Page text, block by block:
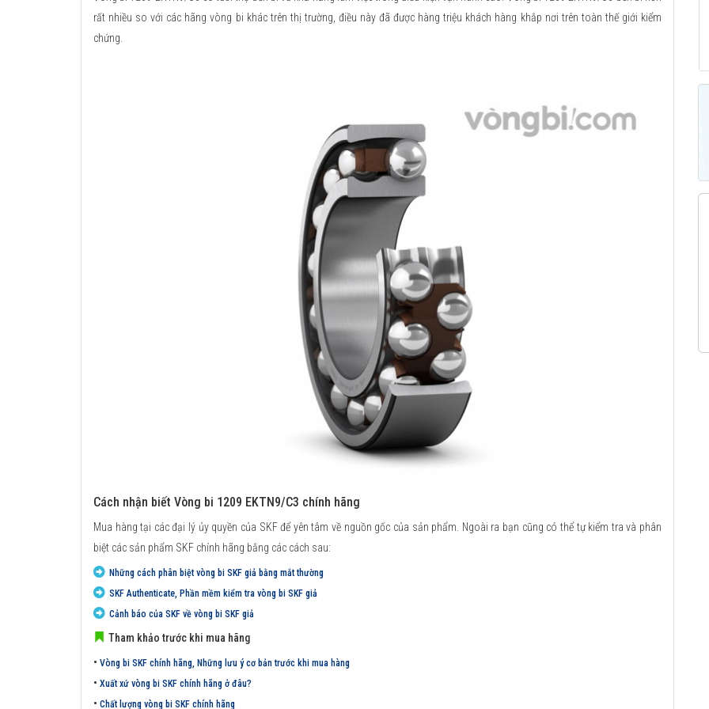
rất nhiều so với các hãng vòng bi khác trên thị trường, điều này đã được hàng triệu khách hàng khắp nơi trên toàn thế giới kiểm
chứng.
Cách nhận biết Vòng bi 1209 EKTN9/C3 chính hãng
Mua hàng tại các đại lý ủy quyền của SKF để yên tâm về nguồn gốc của sản phẩm. Ngoài ra bạn cũng có thể tự kiểm tra và phân
biệt các sản phẩm SKF chính hãng bằng các cách sau:
Những cách phân biệt vòng bi SKF giả bằng mắt thường
SKF Authenticate, Phần mềm kiểm tra vòng bi SKF giả
Cảnh báo của SKF về vòng bi SKF giả
Tham khảo trước khi mua hãng
• Vòng bi SKF chính hãng, Những lưu ý cơ bản trước khi mua hàng
• Xuất xứ vòng bi SKF chính hãng ở đâu?
• Chất lượng vòng bi SKF chính hãng